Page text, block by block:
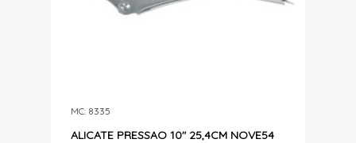
ALICATE PRESSAO 10″ 25,4CM NOVE54
MC: 8335